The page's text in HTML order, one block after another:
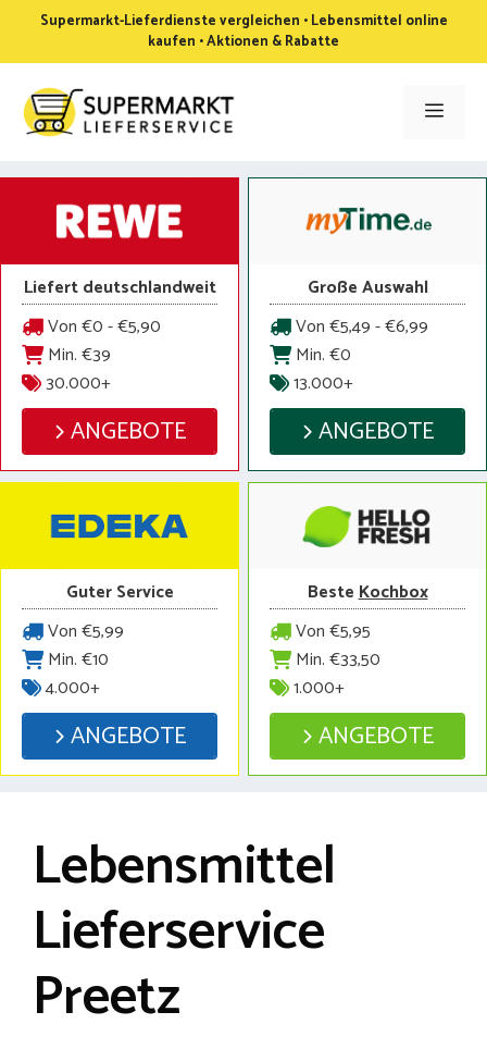
springen
Supermarkt-Lieferdienste vergleichen • Lebensmittel online
kaufen • Aktionen & Rabatte
Menü
Liefert deutschlandweit
Von €0 - €5,90
Min. €39
30.000+
ANGEBOTE
Große Auswahl
Von €5,49 - €6,99
Min. €0
13.000+
ANGEBOTE
Guter Service
Von €5,99
Min. €10
4.000+
ANGEBOTE
BesteKochbox
Von €5,95
Min. €33,50
1.000+
ANGEBOTE
Lebensmittel
Lieferservice
Preetz